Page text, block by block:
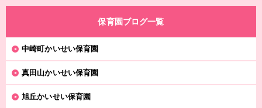
保育園ブログ一覧
中崎町かいせい保育園
真田山かいせい保育園
旭丘かいせい保育園